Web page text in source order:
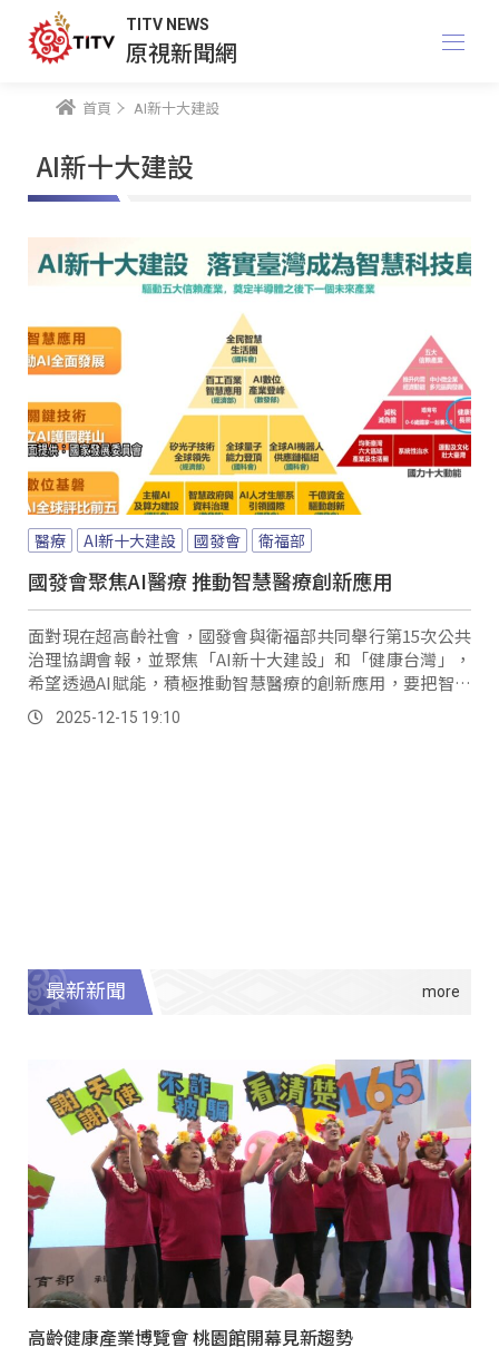
TITV NEWS
原視新聞網
首頁 AI新十大建設
AI新十大建設
醫療 AI新十大建設 國發會 衛福部
國發會聚焦AI醫療 推動智慧醫療創新應用
面對現在超高齡社會，國發會與衛福部共同舉行第15次公共
治理協調會報，並聚焦「AI新十大建設」和「健康台灣」，
希望透過AI賦能，積極推動智慧醫療的創新應用，要把智慧
醫療帶到每個角落，讓都會與偏鄉的醫療平權得以落實。
2025-12-15 19:10
最新新聞
高齡健康產業博覽會 桃園館開幕見新趨勢